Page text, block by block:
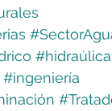
#hidraúlica
#ingeniería